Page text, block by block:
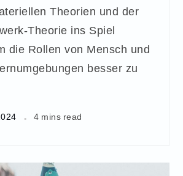
Theorien und der
Theorie ins Spiel
die Rollen von Mensch und
besser zu
4 mins read